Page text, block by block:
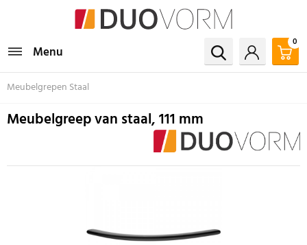
Menu
0
Meubelgrepen Staal
Meubelgreep van staal, 111 mm